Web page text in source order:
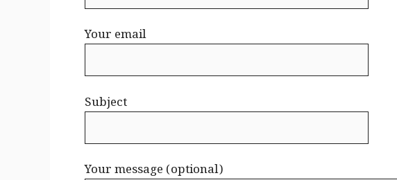
Your email
Subject
Your message (optional)